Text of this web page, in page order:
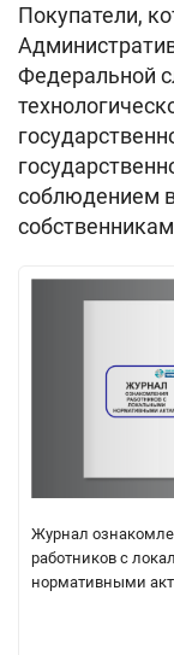
Покупатели,
Федеральной
соблюдением
Журнал
работников с
нормативными